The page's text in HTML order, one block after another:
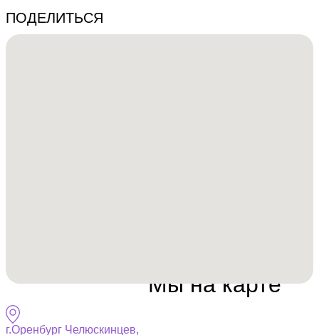
ПОДЕЛИТЬСЯ
Мы на карте
г.Оренбург ​Челюскинцев,